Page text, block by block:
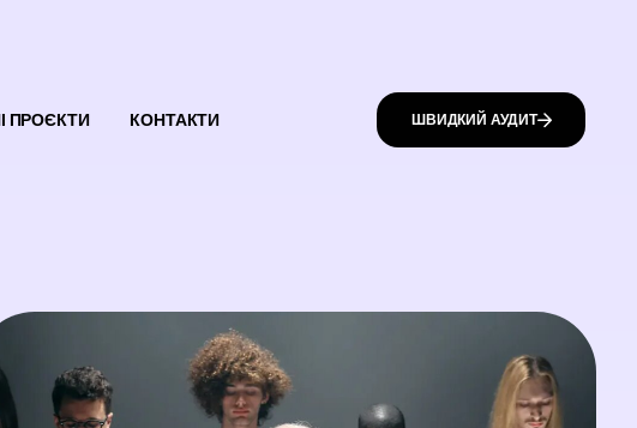
ПРОЄКТИ КОНТАКТИ ШВИДКИЙ АУДИТ